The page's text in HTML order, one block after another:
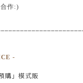
作:)
-
購」模式販